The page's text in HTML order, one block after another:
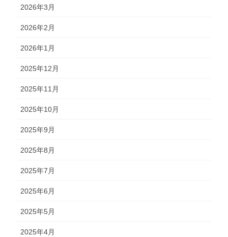
2026年3月
2026年2月
2026年1月
2025年12月
2025年11月
2025年10月
2025年9月
2025年8月
2025年7月
2025年6月
2025年5月
2025年4月